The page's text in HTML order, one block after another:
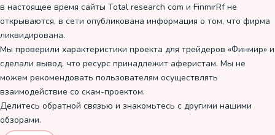
в настоящее время сайты Total research com и FinmirRf не
открываются, в сети опубликована информация о том, что фирма
ликвидирована.
Мы проверили характеристики проекта для трейдеров «Финмир» и
сделали вывод, что ресурс принадлежит аферистам. Мы не
можем рекомендовать пользователям осуществлять
взаимодействие со скам-проектом.
Делитесь обратной связью и знакомьтесь с другими нашими
обзорами.